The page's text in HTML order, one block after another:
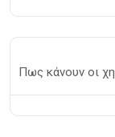
Πως κάνουν οι